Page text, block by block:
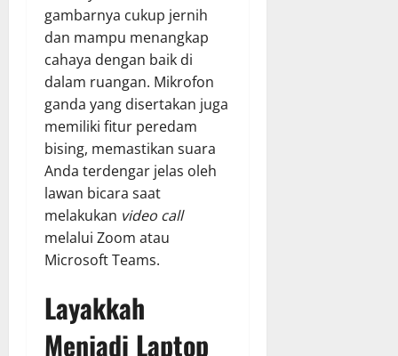
gambarnya cukup jernih
dan mampu menangkap
cahaya dengan baik di
dalam ruangan. Mikrofon
ganda yang disertakan juga
memiliki fitur peredam
bising, memastikan suara
Anda terdengar jelas oleh
lawan bicara saat
melakukan video call
melalui Zoom atau
Microsoft Teams.
Layakkah
Menjadi Laptop